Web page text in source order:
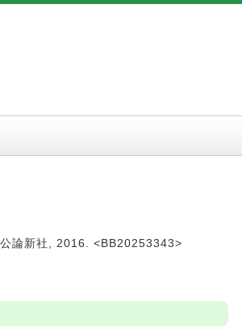
論新社, 2016. <BB20253343>